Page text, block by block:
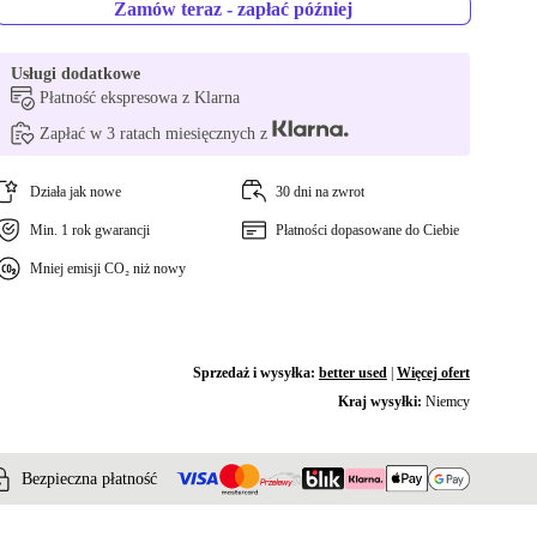
Zamów teraz - zapłać później
Usługi dodatkowe
Płatność ekspresowa z Klarna
Zapłać w 3 ratach miesięcznych z
Działa jak nowe 30 dni na zwrot
Min. 1 rok gwarancji Płatności dopasowane do Ciebie
Mniej emisji CO₂ niż nowy
Sprzedaż i wysyłka: better used| Więcej ofert
Kraj wysyłki: Niemcy
Bezpieczna płatność